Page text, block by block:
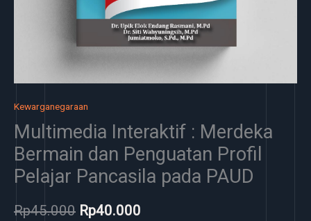
Kewarganegaraan
Multimedia Interaktif : Merdeka
Bermain dan Penguatan Profil
Pelajar Pancasila pada PAUD
Rp45.000 Rp40.000